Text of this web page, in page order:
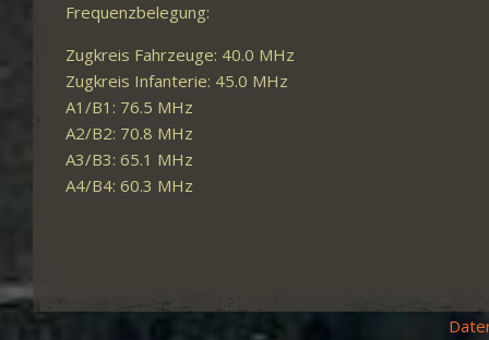
Frequenzbelegung:
Zugkreis Fahrzeuge: 40.0 MHz
Zugkreis Infanterie: 45.0 MHz
A1/B1: 76.5 MHz
A2/B2: 70.8 MHz
A3/B3: 65.1 MHz
A4/B4: 60.3 MHz